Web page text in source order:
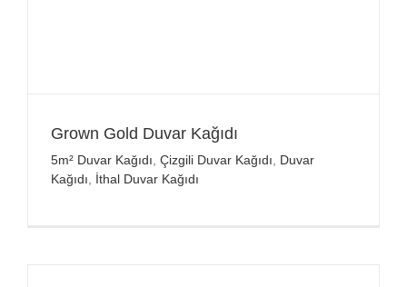
Grown Gold Duvar Kağıdı
5m² Duvar Kağıdı Çizgili Duvar Kağıdı
Duvar
Kağıdı
İthal Duvar Kağıdı